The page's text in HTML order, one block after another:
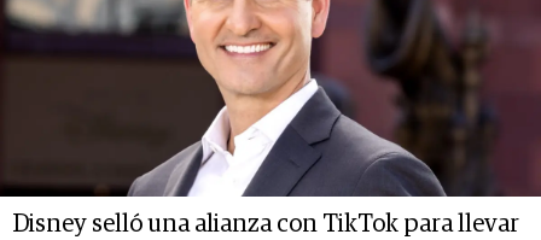
Disney selló una alianza con TikTok para llevar